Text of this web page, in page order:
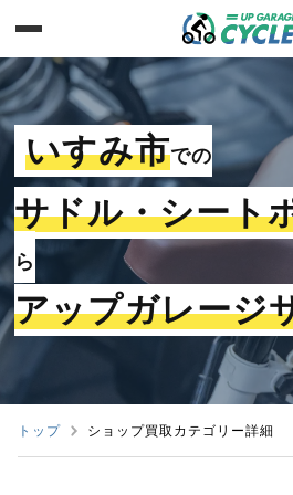
いすみ市での
サドル・シート
ら
アップガレージ
トップ ショップ買取カテゴリー詳細